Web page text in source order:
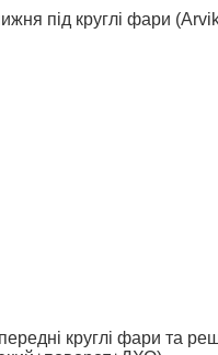
під круглі фари
передні круглі фари та